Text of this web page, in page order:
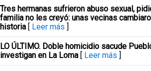
Tres hermanas sufrieron abuso sexual,
familia no les creyó: unas vecinas
historia [ Leer más ]
LO ÚLTIMO. Doble homicidio sacude
investigan en La Loma [ Leer más ]